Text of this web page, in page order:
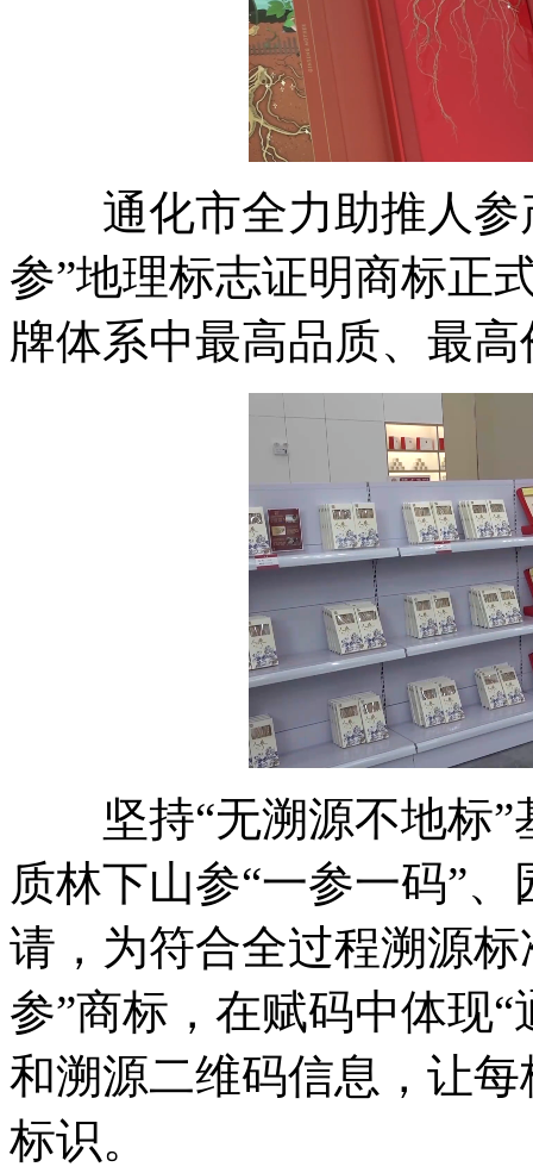
通化市全力助推人参
参”地理标志证明商标正
牌体系中最高品质、最
坚持“无溯源不地标”
质林下山参“一参一码”
请，为符合全过程溯源
参”商标，在赋码中体现
和溯源二维码信息，让
标识。